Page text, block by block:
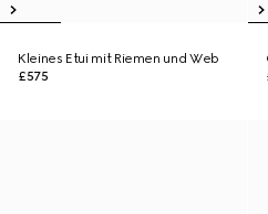
Kleines Etui mit Riemen und Web
£575